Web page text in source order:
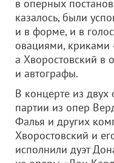
в оперных
казалось, были
и в форме, и в
овациями, криками
а Хворостовский в
и автографы.
В концерте из двух
партии из опер
Фалья и других
Хворостовский и
исполнили дуэт